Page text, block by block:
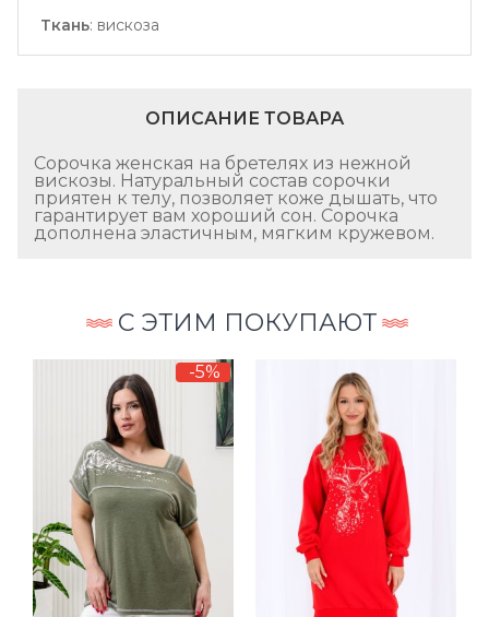
Ткань: вискоза
ОПИСАНИЕ ТОВАРА
Сорочка женская на бретелях из нежной
вискозы. Натуральный состав сорочки
приятен к телу, позволяет коже дышать, что
гарантирует вам хороший сон. Сорочка
дополнена эластичным, мягким кружевом.
С ЭТИМ ПОКУПАЮТ
-5%